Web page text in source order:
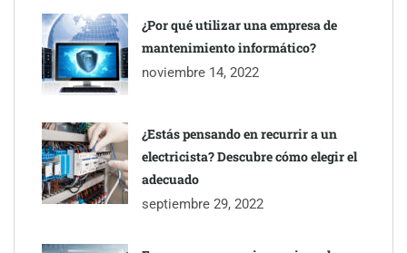
The Factory School explica por qué aprender herramientas de
IA ya no es suficiente para los profesionales de la arquitectura
¿Por qué utilizar una empresa de
mantenimiento informático?
noviembre 14, 2022
¿Estás pensando en recurrir a un
electricista? Descubre cómo elegir el
adecuado
septiembre 29, 2022